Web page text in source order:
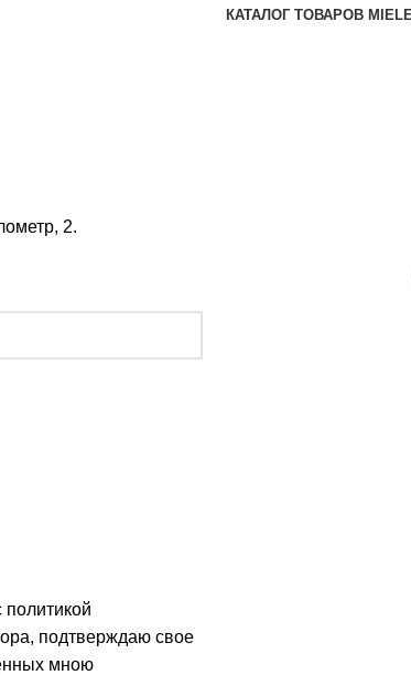
КАТАЛОГ ТОВАРОВ
2.
политикой
подтверждаю свое
мною